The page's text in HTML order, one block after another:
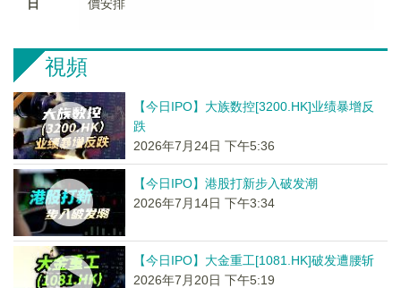
日
價安排
視頻
【今日IPO】大族数控[3200.HK]业绩暴增反
跌
2026年7月24日 下午5:36
【今日IPO】港股打新步入破发潮
2026年7月14日 下午3:34
【今日IPO】大金重工[1081.HK]破发遭腰斩
2026年7月20日 下午5:19